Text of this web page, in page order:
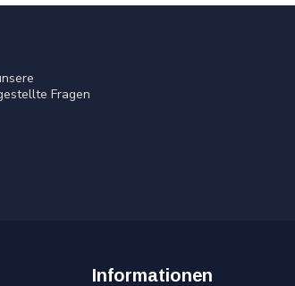
Fragen
Informationen